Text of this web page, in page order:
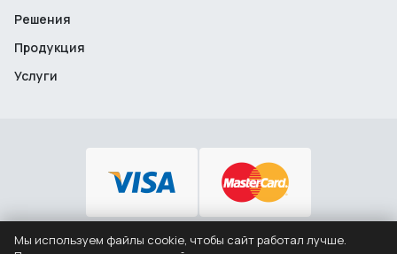
Решения
Продукция
Услуги
Мы используем файлы cookie, чтобы сайт работал лучше.